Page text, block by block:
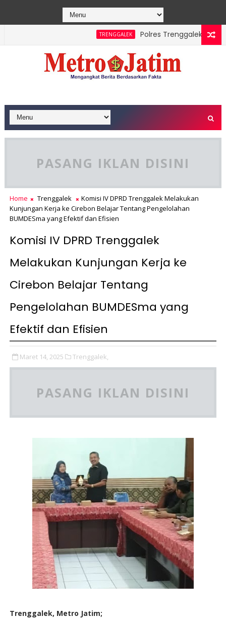
TRENGGALEK
Polres Trenggalek Padukan
Berhasil Dipadamkan, Masyarakat Diimbau Hentikan Praktik
PASANG IKLAN DISINI
Home Trenggalek
Komisi IV DPRD Trenggalek Melakukan
Kunjungan Kerja ke Cirebon Belajar Tentang Pengelolahan
BUMDESma yang Efektif dan Efisien
Komisi IV DPRD Trenggalek
Melakukan Kunjungan Kerja ke
Cirebon Belajar Tentang
Pengelolahan BUMDESma yang
Efektif dan Efisien
Maret 14, 2025 Trenggalek,
PASANG IKLAN DISINI
Trenggalek, Metro Jatim;